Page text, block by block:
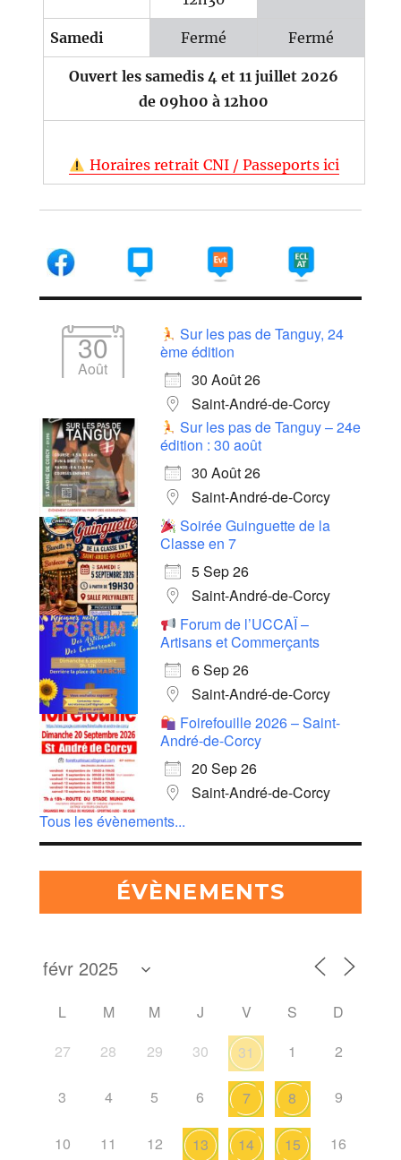
Samedi Fermé Fermé
Ouvert les samedis 4 et 11 juillet 2026
de 09h00 à 12h00
Horaires retrait CNI / Passeports ici
30
Août
Sur les pas de Tanguy, 24
ème édition
30 Août 26
Saint-André-de-Corcy
Sur les pas de Tanguy – 24e
édition : 30 août
30 Août 26
Saint-André-de-Corcy
Soirée Guinguette de la
Classe en 7
5 Sep 26
Saint-André-de-Corcy
Forum de l’UCCAÏ –
Artisans et Commerçants
6 Sep 26
Saint-André-de-Corcy
Foirefouille 2026 – Saint-
André-de-Corcy
20 Sep 26
Saint-André-de-Corcy
Tous les évènements...
ÉVÈNEMENTS
L M M J V S
D
27
28 29 30 31 1 2
3 4 5 6 7 8 9
10 11 12 13 14 15 16